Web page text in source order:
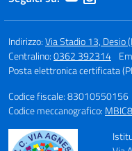
Indirizzo:Via Stadio 13, Desio
Centralino:0362 392314
Posta elettronica certificata
Codice fiscale: 83010550156
Codice meccanografico: